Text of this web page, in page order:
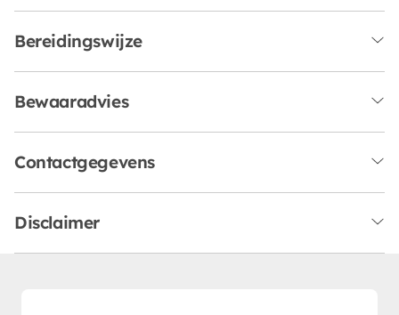
Bereidingswijze
Bewaaradvies
Contactgegevens
Disclaimer